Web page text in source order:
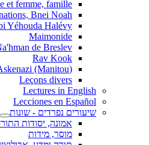
et femme, famille
Bnei Noah
Yéhouda Halévy
Maimonide
de Breslev
Rav Kook
(Rav Askenazi (Manitou
Leçons divers
Lectures in English
Lecciones en Español
שיעורים נפרדים - שונות
אמונה, יסודות
מוסר, מידות